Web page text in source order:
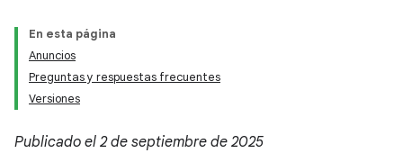
En esta página
Anuncios
Preguntas y respuestas frecuentes
Versiones
Publicado el 2 de septiembre de 2025